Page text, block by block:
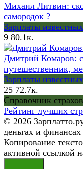
Михаил Литвин:
самородок ?
Зарплаты
9 80.1к.
Дмитрий Комаров:
путешественник,
Зарплаты
25 72.7к.
Справочник
Рейтинг лучших
© 2026
деньгах и финансах
Копирование
активной ссылкой